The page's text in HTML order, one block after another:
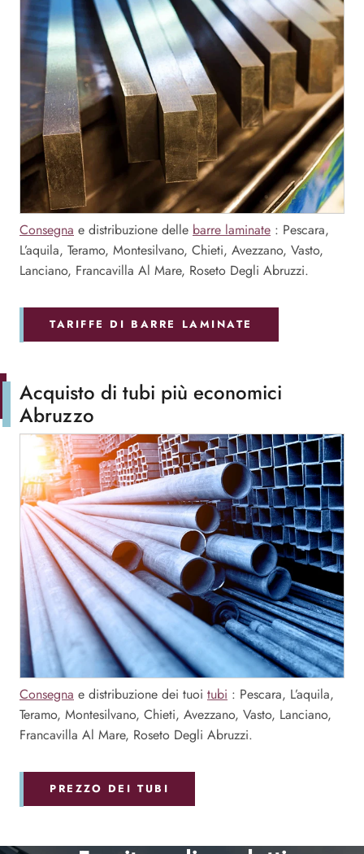
Consegna e distribuzione delle barre laminate : Pescara,
L’aquila, Teramo, Montesilvano, Chieti, Avezzano, Vasto,
Lanciano, Francavilla Al Mare, Roseto Degli Abruzzi.
TARIFFE DI BARRE LAMINATE
Acquisto di tubi più economici
Abruzzo
Consegna e distribuzione dei tuoi tubi : Pescara, L’aquila,
Teramo, Montesilvano, Chieti, Avezzano, Vasto, Lanciano,
Francavilla Al Mare, Roseto Degli Abruzzi.
PREZZO DEI TUBI